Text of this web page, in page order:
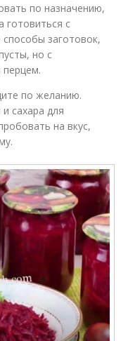
по назначению,
готовиться с
заготовок,
но с
перцем.
по желанию.
сахара для
на вкус,